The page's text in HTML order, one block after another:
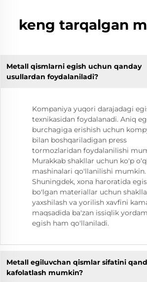
keng tarqalgan
Metall qismlarni egish uchun qanday
usullardan foydalaniladi?
Kompaniya yuqori darajadagi
texnikasidan foydalanadi. Aniq
burchagiga erishish uchun
bilan boshqariladigan press
tormozlaridan foydalanilishi
Murakkab shakllar uchun ko'p
mashinalari qo'llanilishi mumkin.
Shuningdek, xona haroratida
bo'lgan materiallar uchun
yaxshilash va yorilish xavfini
maqsadida ba'zan issiqlik
egish ham qo'llaniladi.
Metall egiluvchan qismlar sifatini
kafolatlash mumkin?